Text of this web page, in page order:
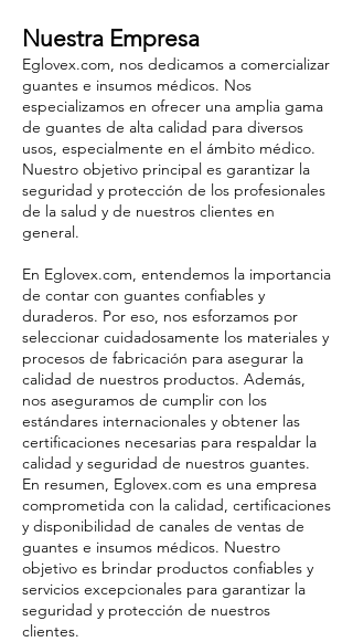
Nuestra Empresa
Eglovex.com, nos dedicamos a comercializar
guantes e insumos médicos. Nos
especializamos en ofrecer una amplia gama
de guantes de alta calidad para diversos
usos, especialmente en el ámbito médico.
Nuestro objetivo principal es garantizar la
seguridad y protección de los profesionales
de la salud y de nuestros clientes en
general.
En Eglovex.com, entendemos la importancia
de contar con guantes confiables y
duraderos. Por eso, nos esforzamos por
seleccionar cuidadosamente los materiales y
procesos de fabricación para asegurar la
calidad de nuestros productos. Además,
nos aseguramos de cumplir con los
estándares internacionales y obtener las
certificaciones necesarias para respaldar la
calidad y seguridad de nuestros guantes.
En resumen, Eglovex.com es una empresa
comprometida con la calidad, certificaciones
y disponibilidad de canales de ventas de
guantes e insumos médicos. Nuestro
objetivo es brindar productos confiables y
servicios excepcionales para garantizar la
seguridad y protección de nuestros
clientes.